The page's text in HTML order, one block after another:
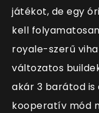
játékot, de egy
kell
royale-szerű
változatos
akár 3 barátod is
kooperatív mód